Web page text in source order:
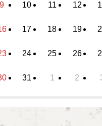
9 10 11 12
17 18 19
24 25 26
31 1 2